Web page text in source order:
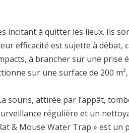
à quitter les lieux. Ils
efficacité est sujette à débat,
à brancher sur une prise
sur une surface de 200
attirée par l’appât,
régulière et un
& Mouse Water Trap » est un